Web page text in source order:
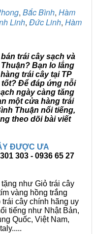
, Bắc Bình, Hàm
Linh, Đức Linh, Hàm
trái cây sạch và
Bạn lo lắng
trái cây tại TP
tốt? Để đáp ứng nỗi
ngày càng tăng
một cửa hàng trái
Thuận nổi tiếng,
theo dõi bài viết
ĐƯỢC ƯA
303 - 0936 65 27
như Giỏ trái cây
vàng hồng trắng
cây chính hãng uy
tiếng như Nhật Bản,
Quốc, Việt Nam,